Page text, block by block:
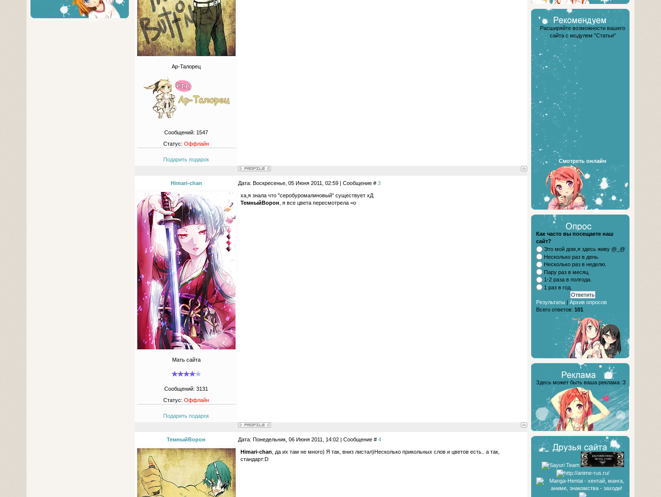
Ар-Талорец
Сообщений: 1547
Статус:Оффлайн
Подарить подарок
Himari-chan Дата: Воскресенье, 05 Июня 2011, 02:59 | Сообщение # 3
Мать сайта
Сообщений:3131
Статус:Оффлайн
Подарить подарок
ха,я знала что "серобуромалиновый" существует хД
ТемныйВорон , я все цвета пересмотрела =о
ТемныйВорон Дата: Понедельник, 06 Июня 2011, 14:02 | Сообщение # 4
Himari-chan , да их там не много) Я так, вниз листал)Несколько прикольных слов и цветов есть.. а так,
стандарт:D
Расширяйте возможности вашего
сайта с модулем "Статьи"
Смотреть онлайн
Как часто вы посещаете наш
сайт?
Это мой дом,я здесь живу @_@
Несколько раз в день.
Несколько раз в неделю.
Пару раз в месяц.
1-2 раза в полгода.
1 раз в год.
Результаты| Архив опросов
Всего ответов: 101
Здесь может быть ваша реклама :3